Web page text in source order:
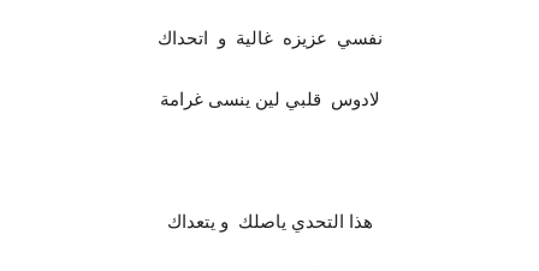
نفسي عزيزه غالية و اتحداك
لادوس قلبي لين ينسى غرامة
هذا التحدي ياصلك و يتعداك